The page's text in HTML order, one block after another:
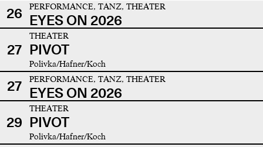
26
PERFORMANCE, TANZ, THEATER
EYES ON 2026
27
THEATER
PIVOT
Polivka/Hafner/Koch
27 PERFORMANCE, TANZ, THEATER
EYES ON 2026
29
THEATER
PIVOT
Polivka/Hafner/Koch